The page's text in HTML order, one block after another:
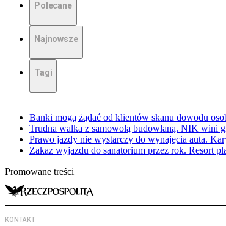
Polecane
Najnowsze
Tagi
Banki mogą żądać od klientów skanu dowodu
Trudna walka z samowolą budowlaną. NIK wini
Prawo jazdy nie wystarczy do wynajęcia auta.
Zakaz wyjazdu do sanatorium przez rok. Resort
Promowane treści
KONTAKT